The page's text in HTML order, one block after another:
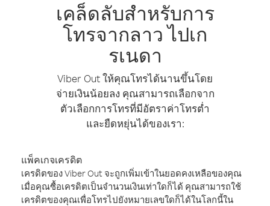
เคล็ดลับสำหรับการ
โทรจากลาว ไปเก
รเนดา
Viber Out ให้คุณโทรได้นานขึ้นโดย
จ่ายเงินน้อยลง คุณสามารถเลือกจาก
ตัวเลือกการโทรที่มีอัตราค่าโทรต่ำ
และยืดหยุ่นได้ของเรา:
แพ็คเกจเครดิต
เครดิตของ Viber Out จะถูกเพิ่มเข้าในยอดคงเหลือของคุณ
เมื่อคุณซื้อเครดิตเป็นจำนวนเงินเท่าใดก็ได้ คุณสามารถใช้
เครดิตของคุณเพื่อโทรไปยังหมายเลขใดก็ได้ในโลกนี้ใน